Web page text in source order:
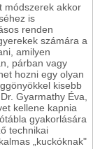
módszerek akkor
is
renden
számára a
amilyen
párban vagy
hozni egy olyan
kisebb
Gyarmathy Éva,
kellene kapnia
gyakorlására
technikai
„kuckóknak"